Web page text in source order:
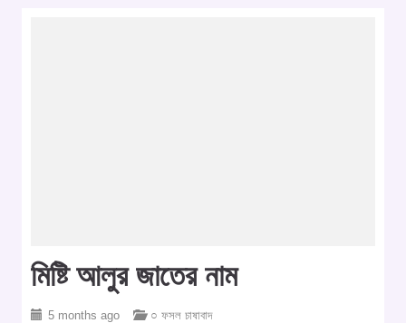
মিষ্টি আলুর জাতের নাম
5 months ago ○ ফসল চাষাবাদ